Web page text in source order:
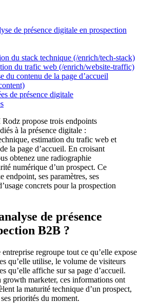
de présence digitale en prospection
du stack technique (/enrich/tech-stack)
du trafic web (/enrich/website-traffic)
du contenu de la page d’accueil
de présence digitale
Rodz propose trois endpoints
à la présence digitale :
estimation du trafic web et
la page d’accueil. En croisant
obtenez une radiographie
numérique d’un prospect. Ce
endpoint, ses paramètres, ses
concrets pour la prospection
de présence
B2B ?
regroupe tout ce qu’elle expose
qu’elle utilise, le volume de visiteurs
qu’elle affiche sur sa page d’accueil.
marketer, ces informations ont
la maturité technique d’un prospect,
priorités du moment.